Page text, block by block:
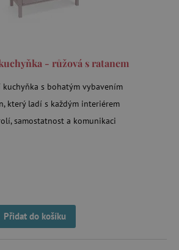
- růžová s ratanem
s bohatým vybavením
který ladí s každým interiérem
samostatnost a komunikaci
Přidat do košíku